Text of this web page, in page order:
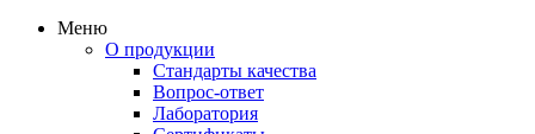
Меню
О продукции
Стандарты качества
Вопрос-ответ
Лаборатория